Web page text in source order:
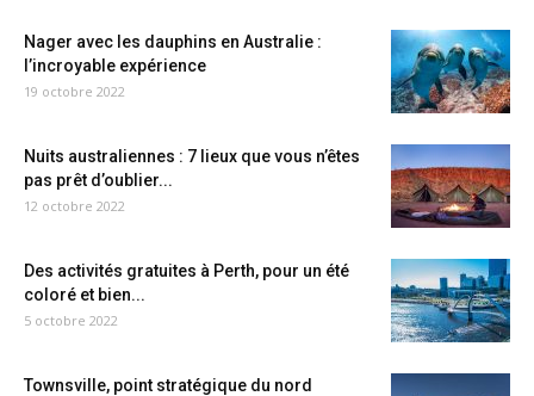
Nager avec les dauphins en Australie :
l’incroyable expérience
19 octobre 2022
Nuits australiennes : 7 lieux que vous n’êtes
pas prêt d’oublier...
12 octobre 2022
Des activités gratuites à Perth, pour un été
coloré et bien...
5 octobre 2022
Townsville, point stratégique du nord